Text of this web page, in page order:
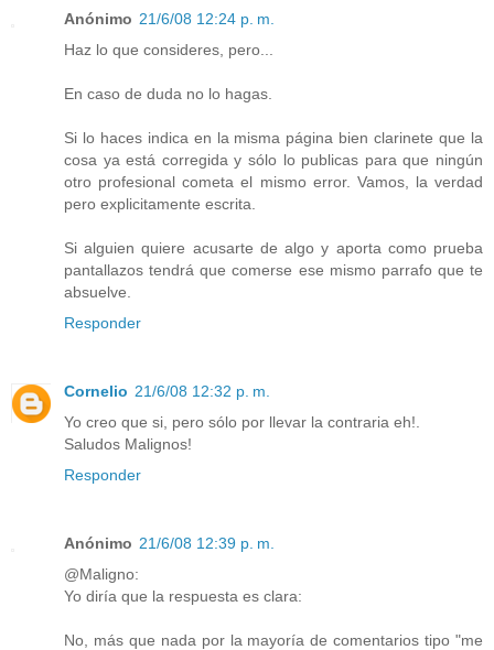
Anónimo 21/6/08 12:24 p. m.
Haz lo que consideres, pero...
En caso de duda no lo hagas.
Si lo haces indica en la misma página bien clarinete que la
cosa ya está corregida y sólo lo publicas para que ningún
otro profesional cometa el mismo error. Vamos, la verdad
pero explicitamente escrita.
Si alguien quiere acusarte de algo y aporta como prueba
pantallazos tendrá que comerse ese mismo parrafo que te
absuelve.
Responder
Cornelio 21/6/08 12:32 p. m.
Yo creo que si, pero sólo por llevar la contraria eh!.
Saludos Malignos!
Responder
Anónimo 21/6/08 12:39 p. m.
@Maligno:
Yo diría que la respuesta es clara:
No, más que nada por la mayoría de comentarios tipo "me